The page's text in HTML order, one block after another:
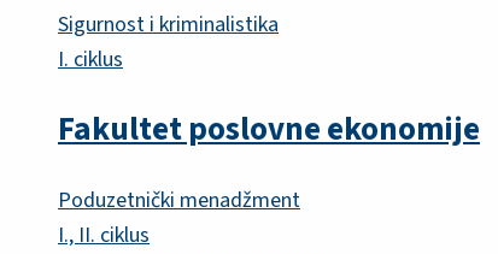
Sigurnost i kriminalistika
I. ciklus
Fakultet poslovne ekonomije
Poduzetnički menadžment
I., II. ciklus